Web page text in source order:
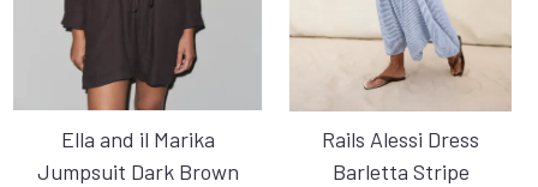
Ella and il Marika
Jumpsuit Dark Brown
Rails Alessi Dress
Barletta Stripe